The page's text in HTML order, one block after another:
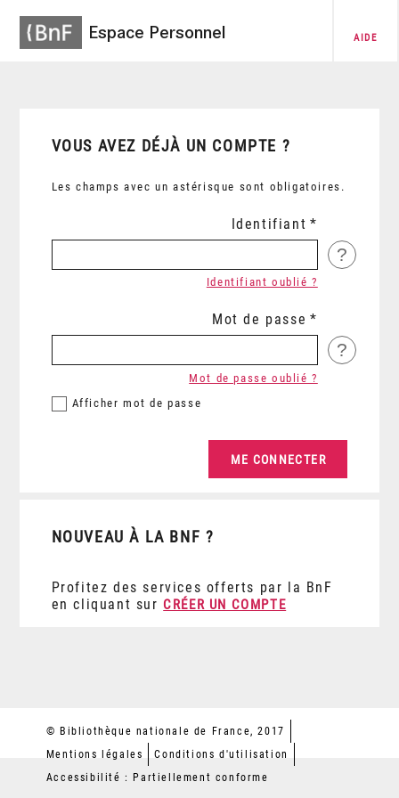
Espace Personnel AIDE
VOUS AVEZ DÉJÀ UN COMPTE ?
Les champs avec un astérisque sont obligatoires.
Identifiant
?
Identifiant oublié ?
Mot de passe
?
Afficher mot de passe
Mot de passe oublié ?
NOUVEAU À LA BNF ?
Profitez des services offerts par la BnF
en cliquant sur CRÉER UN COMPTE
© Bibliothèque nationale de France, 2017
Mentions légales
Conditions d'utilisation
Accessibilité : Partiellement conforme